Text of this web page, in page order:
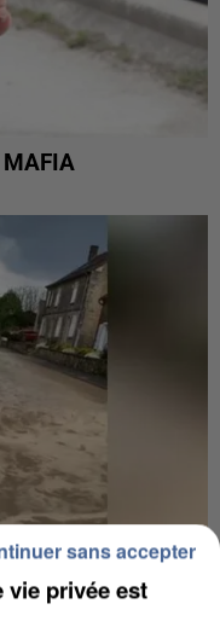
MAFIA
vie privée est
sans accepter